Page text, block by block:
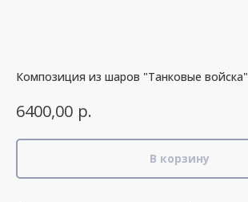
Композиция из шаров "Танковые войска"
6400,00 р.
В корзину